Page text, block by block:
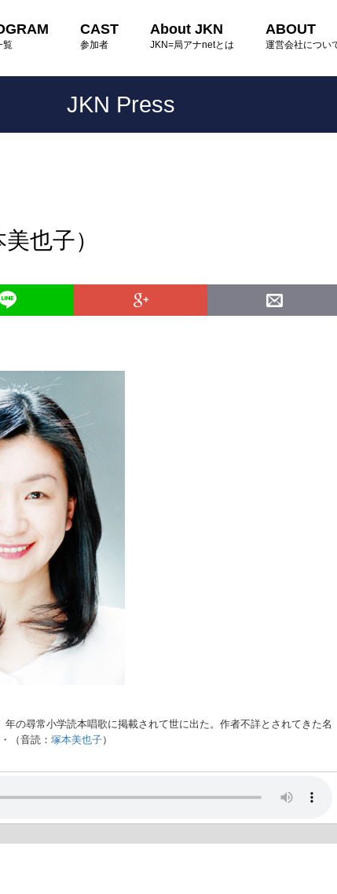
覧
CAST
参加者
About JKN
JKN=局アナnetとは
ABOUT
運営会社につい
JKN Press
也子）
尋常小学読本唱歌に掲載されて世に出た。作者不詳とされてきた名
（音読： 塚本美也子）